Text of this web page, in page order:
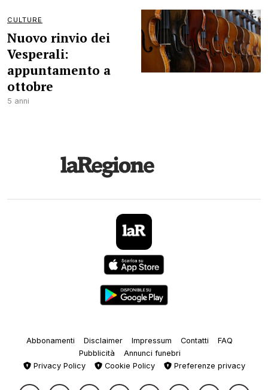
CULTURE
Nuovo rinvio dei
Vesperali:
appuntamento a
ottobre
5 anni
Abbonamenti Disclaimer Impressum Contatti
FAQ
Pubblicità
Annunci funebri
Privacy Policy
Cookie Policy Preferenze privacy